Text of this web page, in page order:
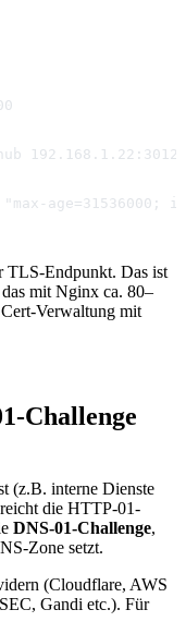
192.168.1.22:3012
age=31536000;
TLS-Endpunkt. Das ist
mit Nginx ca. 80–
Verwaltung mit
Challenge
(z.B. interne Dienste
die HTTP-01-
DNS-01-Challenge,
Zone setzt.
(Cloudflare, AWS
Gandi etc.). Für